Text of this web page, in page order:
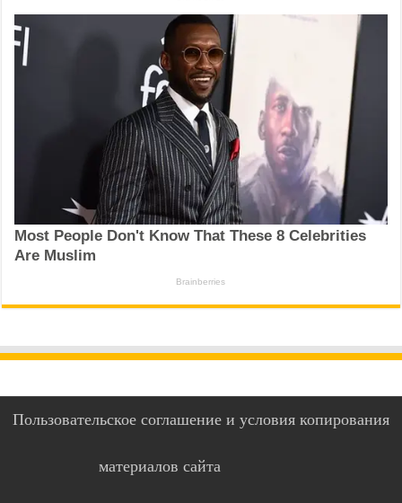
Пользовательское соглашение и условия копирования
материалов сайта